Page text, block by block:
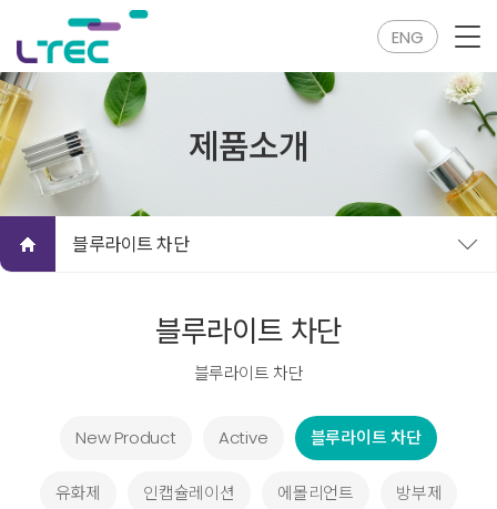
ENG
제품소개
블루라이트 차단
블루라이트 차단
블루라이트 차단
New Product Active 블루라이트 차단
유화제 인캡슐레이션 에몰리언트 방부제